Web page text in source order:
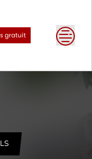
gratuit